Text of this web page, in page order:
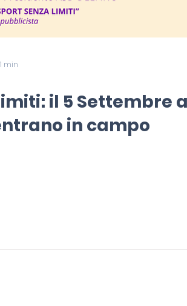
il 5 Settembre
in campo
min